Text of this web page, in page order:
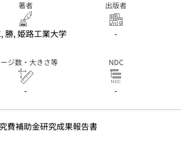
著者
勝, 姫路工業大学
出版者
-
ジ数・大きさ等
-
NDC
-
費補助金研究成果報告書